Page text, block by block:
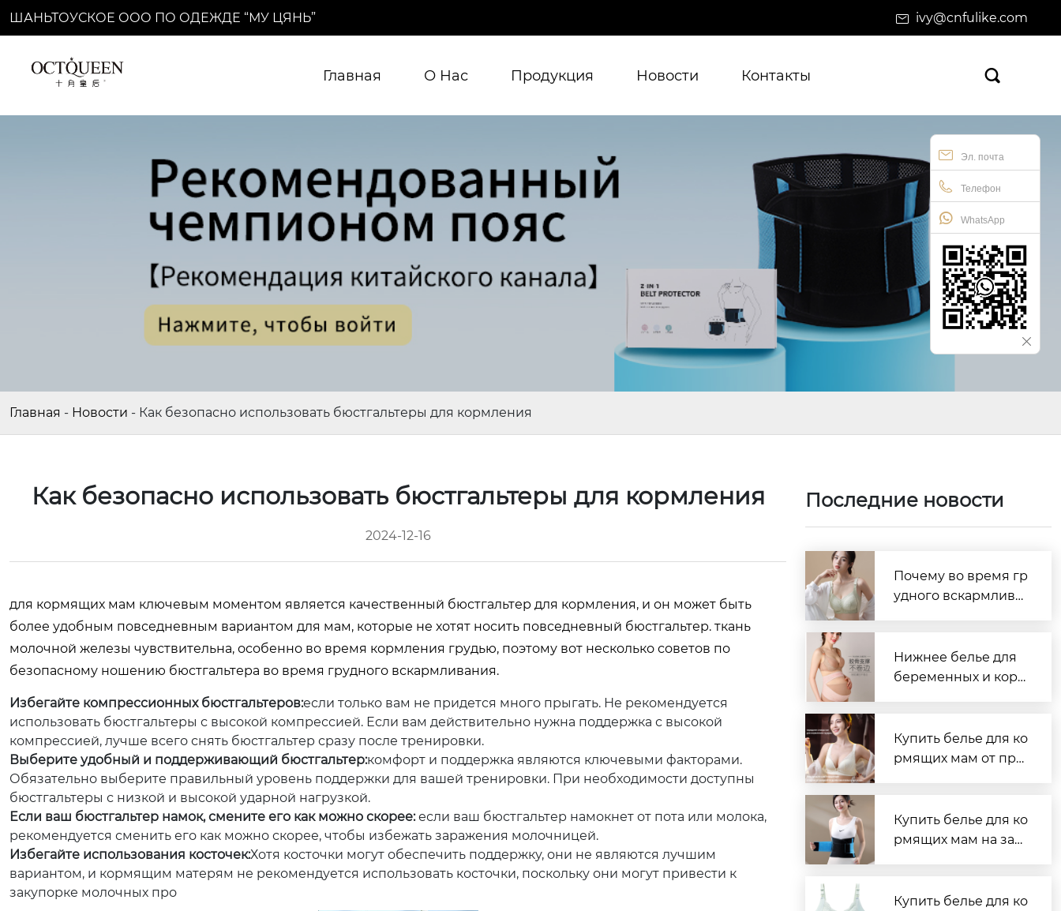
ШАНЬТОУСКОЕ ООО ПО ОДЕЖДЕ “МУ ЦЯНЬ” ivy@cnfulike.com
Главная О Нас Продукция Новости Контакты 
Эл. почта
Телефон
WhatsApp
Главная - Новости - Как безопасно использовать бюстгальтеры для кормления
Как безопасно использовать бюстгальтеры для кормления
2024-12-16
для кормящих мам ключевым моментом является качественный бюстгальтер для кормления, и он может быть
более удобным повседневным вариантом для мам, которые не хотят носить повседневный бюстгальтер. ткань
молочной железы чувствительна, особенно во время кормления грудью, поэтому вот несколько советов по
безопасному ношению бюстгальтера во время грудного вскармливания.
Избегайте компрессионных бюстгальтеров:если только вам не придется много прыгать. Не рекомендуется
использовать бюстгальтеры с высокой компрессией. Если вам действительно нужна поддержка с высокой
компрессией, лучше всего снять бюстгальтер сразу после тренировки.
Выберите удобный и поддерживающий бюстгальтер:комфорт и поддержка являются ключевыми факторами.
Обязательно выберите правильный уровень поддержки для вашей тренировки. При необходимости доступны
бюстгальтеры с низкой и высокой ударной нагрузкой.
Если ваш бюстгальтер намок, смените его как можно скорее:если ваш бюстгальтер намокнет от пота или молока,
рекомендуется сменить его как можно скорее, чтобы избежать заражения молочницей.
Избегайте использования косточек:Хотя косточки могут обеспечить поддержку, они не являются лучшим
вариантом, и кормящим матерям не рекомендуется использовать косточки, поскольку они могут привести к
закупорке молочных про
Последние новости
Почему во время гр
удного вскармлива
Нижнее белье для
беременных и корм
белья
Купить белье для ко
рмящих мам от про
Купить белье для ко
рмящих мам на зав
Купить белье для ко